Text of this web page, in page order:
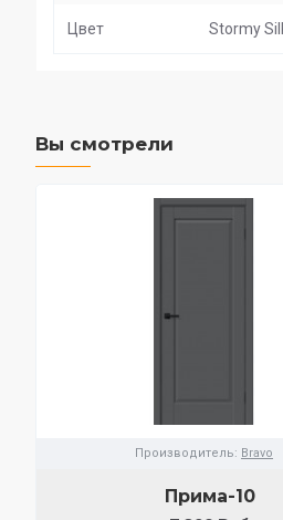
Цвет Stormy
Вы смотрели
Производитель: Bravo
Прима-10